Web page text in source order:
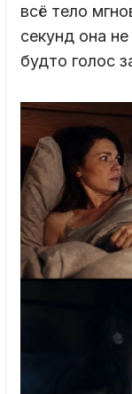
всё тело
секунд она
будто голос